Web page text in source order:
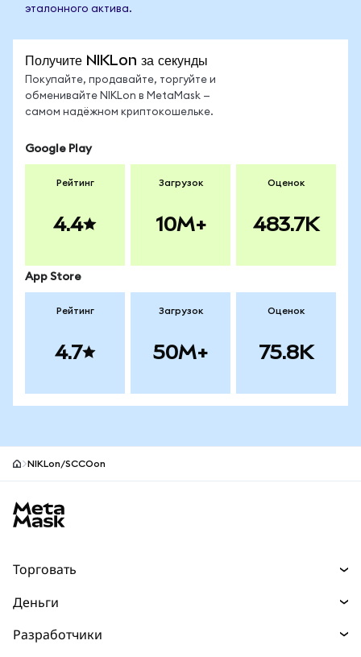
эталонного актива.
Получите NIKLon за секунды
Покупайте, продавайте, торгуйте и
обменивайте NIKLon в MetaMask —
самом надёжном криптокошельке.
Google Play
Рейтинг
4.4
Загрузок
10M+
Оценок
483.7K
App Store
Рейтинг
4.7
Загрузок
50M+
Оценок
75.8K
NIKLon/SCCOon
Торговать
Прогнозы
Деньги
Разработчики